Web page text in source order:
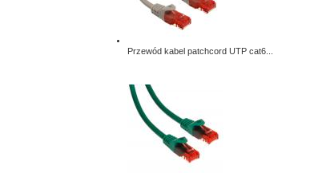
Przewód kabel patchcord UTP cat6...